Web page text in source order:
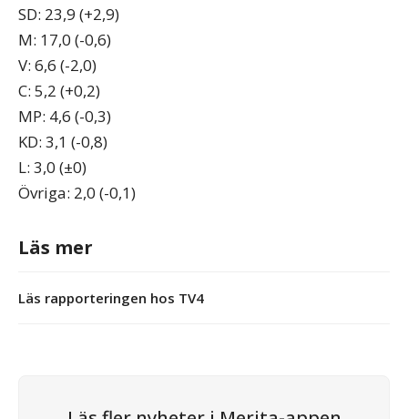
SD: 23,9 (+2,9)
M: 17,0 (-0,6)
V: 6,6 (-2,0)
C: 5,2 (+0,2)
MP: 4,6 (-0,3)
KD: 3,1 (-0,8)
L: 3,0 (±0)
Övriga: 2,0 (-0,1)
Läs mer
Läs rapporteringen hos TV4